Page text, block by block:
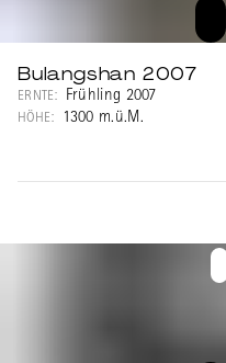
Bulangshan 2007
ERNTE: Frühling 2007
HÖHE: 1300 m.ü.M.